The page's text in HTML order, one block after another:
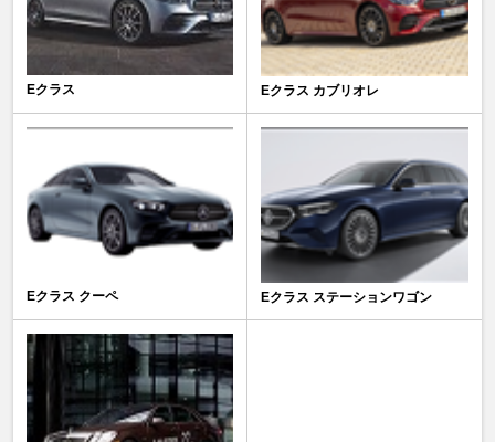
Eクラス Eクラス カブリオレ
Eクラス クーペ Eクラス ステーションワゴン